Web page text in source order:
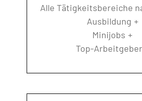
Alle Tätigkeitsbereiche
Ausbildung
Minijobs
Top-Arbeitgeber